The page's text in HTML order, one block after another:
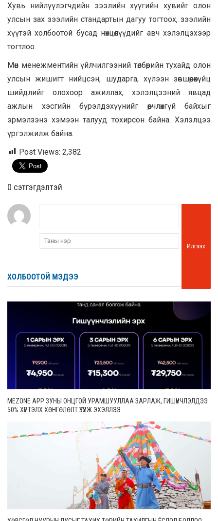
Хувь нийлүүлэгчдийн зээлийн хүүгийн хувийг олон
улсын зах зээлийн стандартын дагуу тогтоох, зээлийн
хүүтэй холбоотой бусад нөхцөлүүдийг авч хэлэлцэхээр
тогтлоо.
Мөн менежментийн үйлчилгээний төлбөрийн тухайд олон
улсын жишигт нийцсэн, шударга, хүлээн зөвшөөрөхүйц
шийдлийг олохоор ажиллах, хэлэлцээний явцад
ажлын хэсгийн бүрэлдэхүүнийг өөрчлөхгүй байхыг
эрмэлзэнэ хэмээн талууд тохирсон байна. Хэлэлцээ
үргэлжилж байна.
Post Views: 2,382
0 cэтгэгдэлтэй
Илгээх
ХОЛБООТОЙ МЭДЭЭ
MEZONE APP ЗУНЫ ОНЦГОЙ УРАМШУУЛЛАА ЗАРЛАЖ, ГИШҮҮНЧЛЭЛДЭЭ
50% ХҮРТЭЛХ ХӨНГӨЛӨЛТ ҮЗҮҮЛЖ ЭХЭЛЛЭЭ